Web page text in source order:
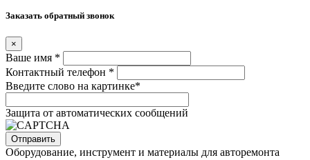
Заказать обратный звонок
×
Ваше имя *
Контактный телефон *
Введите слово на картинке*
Защита от автоматических сообщений
Оборудование, инструмент и материалы для авторемонта